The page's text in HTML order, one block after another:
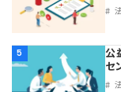
5
公
セ